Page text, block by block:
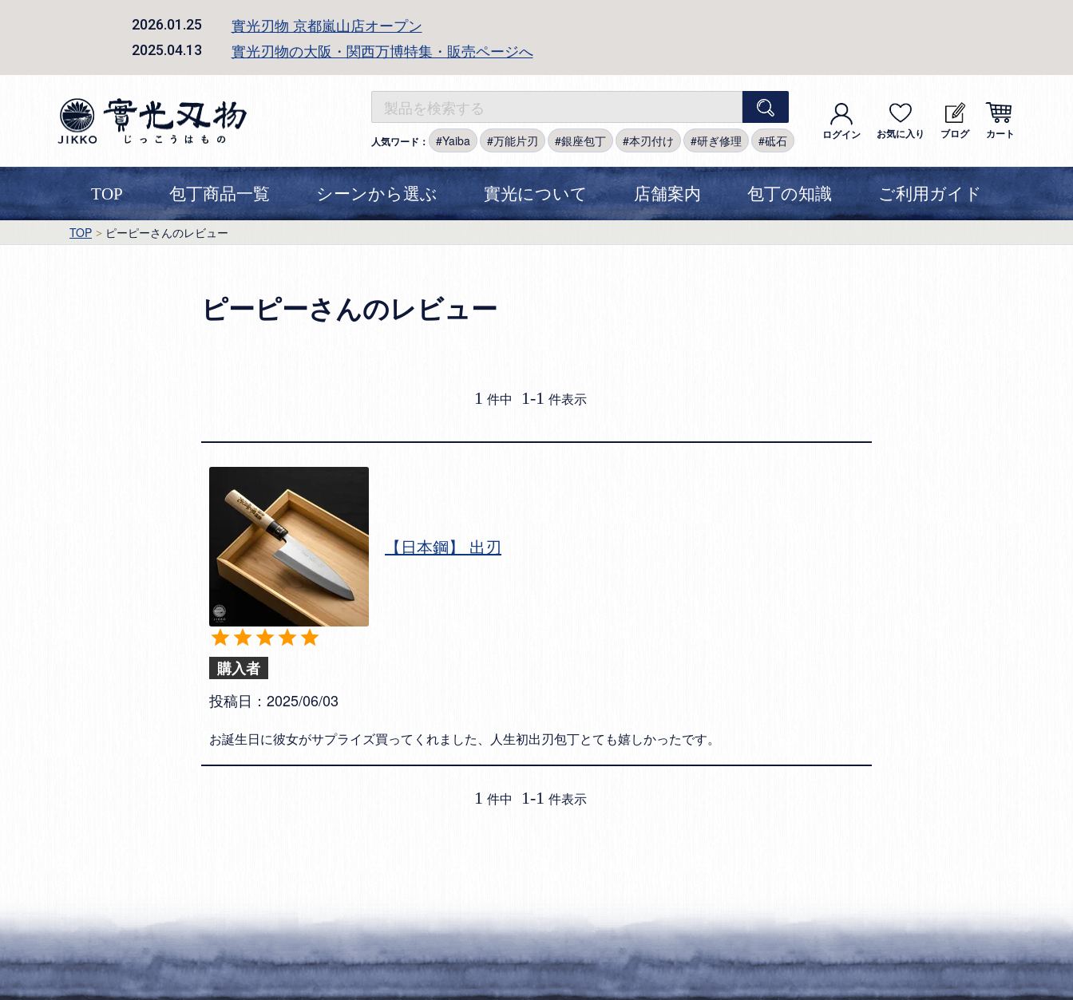
2026.01.25 實光刃物 京都嵐山店オープン
2025.04.13 實光刃物の大阪・関西万博特集・販売ページへ
人気ワード： Yaiba 万能片刃 銀座包丁 本刃付け 研ぎ修理 砥石 ログイン お気に入り ブログ カート
TOP 包丁商品一覧 シーンから選ぶ 實光について 店舗案内 包丁の知識 ご利用ガイド
TOP ピーピーさんのレビュー
ピーピーさんのレビュー
1 件中 1-1 件表示
【日本鋼】 出刃
購入者
投稿日
2025/06/03
お誕生日に彼女がサプライズ買ってくれました、人生初出刃包丁とても嬉しかったです。
1 件中 1-1 件表示